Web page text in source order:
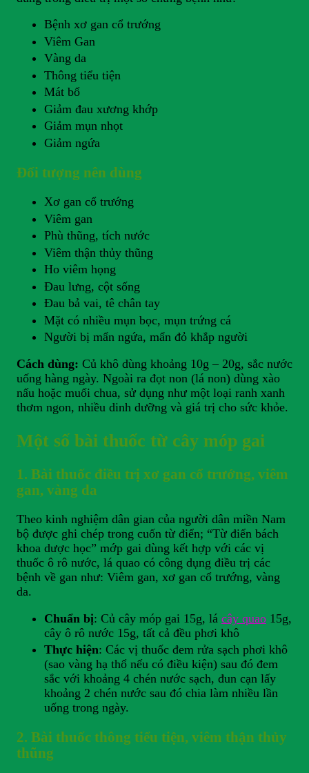
Bệnh xơ gan cổ trướng
Viêm Gan
Vàng da
Thông tiểu tiện
Mát bổ
Giảm đau xương khớp
Giảm mụn nhọt
Giảm ngứa
Đối tượng nên dùng
Xơ gan cổ trướng
Viêm gan
Phù thũng, tích nước
Viêm thận thủy thũng
Ho viêm họng
Đau lưng, cột sống
Đau bả vai, tê chân tay
Mặt có nhiều mụn bọc, mụn trứng cá
Người bị mẩn ngứa, mẩn đỏ khắp người
Cách dùng: Củ khô dùng khoảng 10g – 20g, sắc nước
uống hàng ngày. Ngoài ra đọt non (lá non) dùng xào
nấu hoặc muối chua, sử dụng như một loại ranh xanh
thơm ngon, nhiều dinh dưỡng và giá trị cho sức khỏe.
Một số bài thuốc từ cây móp gai
1. Bài thuốc điều trị xơ gan cổ trướng, viêm
gan, vàng da
Theo kinh nghiệm dân gian của người dân miền Nam
bộ được ghi chép trong cuốn từ điển; “Từ điển bách
khoa dược học” mớp gai dùng kết hợp với các vị
thuốc ô rô nước, lá quao có công dụng điều trị các
bệnh về gan như: Viêm gan, xơ gan cổ trướng, vàng
da.
Chuẩn bị: Củ cây móp gai 15g, lá cây quao15g,
cây ô rô nước 15g, tất cả đều phơi khô
Thực hiện: Các vị thuốc đem rửa sạch phơi khô
(sao vàng hạ thổ nếu có điều kiện) sau đó đem
sắc với khoảng 4 chén nước sạch, đun cạn lấy
khoảng 2 chén nước sau đó chia làm nhiều lần
uống trong ngày.
2. Bài thuốc thông tiểu tiện, viêm thận thủy
thũng